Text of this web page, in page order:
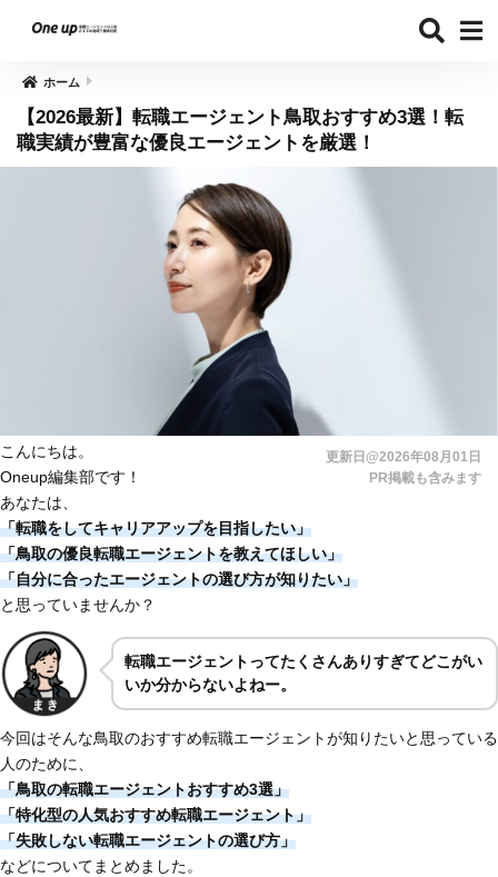
ホーム
【2026最新】転職エージェント鳥取おすすめ3選！転
職実績が豊富な優良エージェントを厳選！
更新日@2026年08月01日
PR掲載も含みます
こんにちは。
Oneup編集部です！
あなたは、
「転職をしてキャリアアップを目指したい」
「鳥取の優良転職エージェントを教えてほしい」
「自分に合ったエージェントの選び方が知りたい」
と思っていませんか？
転職エージェントってたくさんありすぎてどこがい
いか分からないよねー。
今回はそんな鳥取のおすすめ転職エージェントが知りたいと思っている
人のために、
「鳥取の転職エージェントおすすめ3選」
「特化型の人気おすすめ転職エージェント」
「失敗しない転職エージェントの選び方」
などについてまとめました。